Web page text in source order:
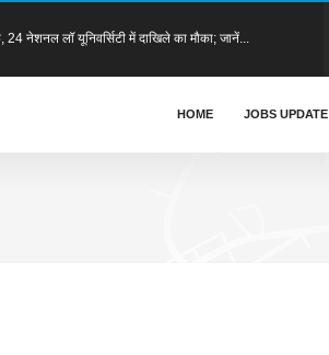
का आयोजन, 19 स्कूलों के विद्यार्थियों ने दिखाई
सोचने की शक्ति देती है": मुख्य न्यायाधीश महेश शरदचंद्र सोनक
HOME JOBS UPDATE